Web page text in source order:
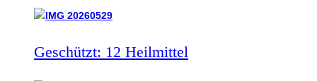
Geschützt: 12 Heilmittel